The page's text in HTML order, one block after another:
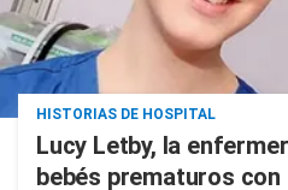
HISTORIAS DE HOSPITAL
Lucy Letby, la
bebés prematuros